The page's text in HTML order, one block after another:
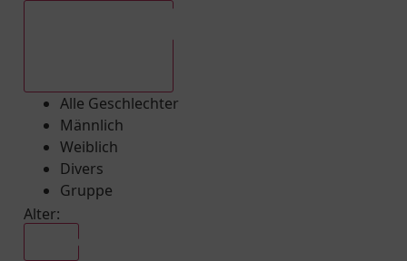
Alle Geschlechter
Männlich
Weiblich
Divers
Gruppe
Alter: